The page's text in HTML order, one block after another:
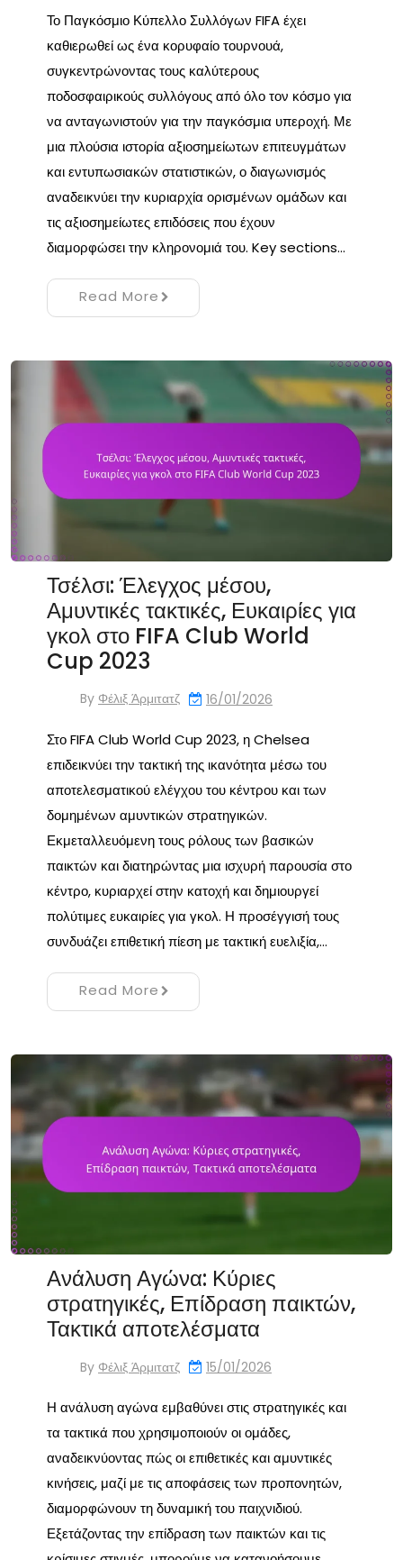
Το Παγκόσμιο Κύπελλο Συλλόγων FIFA έχει
καθιερωθεί ως ένα κορυφαίο τουρνουά,
συγκεντρώνοντας τους καλύτερους
ποδοσφαιρικούς συλλόγους από όλο τον κόσμο για
να ανταγωνιστούν για την παγκόσμια υπεροχή. Με
μια πλούσια ιστορία αξιοσημείωτων επιτευγμάτων
και εντυπωσιακών στατιστικών, ο διαγωνισμός
αναδεικνύει την κυριαρχία ορισμένων ομάδων και
τις αξιοσημείωτες επιδόσεις που έχουν
διαμορφώσει την κληρονομιά του. Key sections…
Read More
Τσέλσι: Έλεγχος μέσου,
Αμυντικές τακτικές, Ευκαιρίες για
γκολ στο FIFA Club World
Cup 2023
By Φέλιξ Άρμιτατζ 16/01/2026
Στο FIFA Club World Cup 2023, η Chelsea
επιδεικνύει την τακτική της ικανότητα μέσω του
αποτελεσματικού ελέγχου του κέντρου και των
δομημένων αμυντικών στρατηγικών.
Εκμεταλλευόμενη τους ρόλους των βασικών
παικτών και διατηρώντας μια ισχυρή παρουσία στο
κέντρο, κυριαρχεί στην κατοχή και δημιουργεί
πολύτιμες ευκαιρίες για γκολ. Η προσέγγισή τους
συνδυάζει επιθετική πίεση με τακτική ευελιξία,…
Read More
Ανάλυση Αγώνα: Κύριες
στρατηγικές, Επίδραση παικτών,
Τακτικά αποτελέσματα
By Φέλιξ Άρμιτατζ 15/01/2026
Η ανάλυση αγώνα εμβαθύνει στις στρατηγικές και
τα τακτικά που χρησιμοποιούν οι ομάδες,
αναδεικνύοντας πώς οι επιθετικές και αμυντικές
κινήσεις, μαζί με τις αποφάσεις των προπονητών,
διαμορφώνουν τη δυναμική του παιχνιδιού.
Εξετάζοντας την επίδραση των παικτών και τις